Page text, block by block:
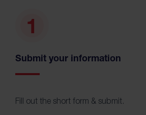
Submit your information
Fill out the short form & submit.